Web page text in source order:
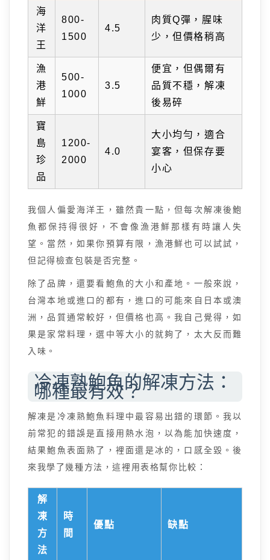
海
洋
王
800-
1500
4.5
肉質Q彈，腥味
少，但價格稍高
漁
港
鮮
500-
1000
3.5
便宜，但偶爾有
品質不穩，解凍
後易碎
寶
島
珍
品
1200-
2000
4.0
大小均勻，適合
宴客，但保存要
小心
我個人偏愛海洋王，雖然貴一點，但每次解凍後鮑
魚都保持得很好，不會像漁港鮮那樣有時讓人失
望。當然，如果你預算有限，漁港鮮也可以試試，
但記得檢查包裝是否完整。
除了品牌，還要看鮑魚的大小和產地。一般來說，
台灣本地或進口的都有，進口的可能來自日本或澳
洲，品質通常較好，但價格也高。我自己覺得，如
果是家常料理，選中等大小的就夠了，太大反而難
入味。
冷凍熟鮑魚的解凍方法：
哪種最有效？
解凍是冷凍熟鮑魚料理中最容易出錯的環節。我以
前常犯的錯誤是直接用熱水泡，以為能加快速度，
結果鮑魚表面熟了，裡面還是冰的，口感全毀。後
來我學了幾種方法，這裡用表格幫你比較：
解
凍
方
法
時
間
優點 缺點